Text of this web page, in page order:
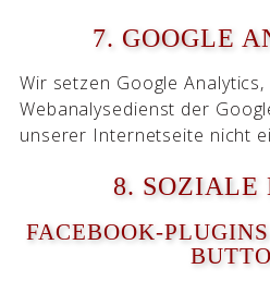
7. GOOGLE
Wir setzen Google Analytics,
Webanalysedienst der
unserer Internetseite nicht
8. SOZIALE
FACEBOOK-